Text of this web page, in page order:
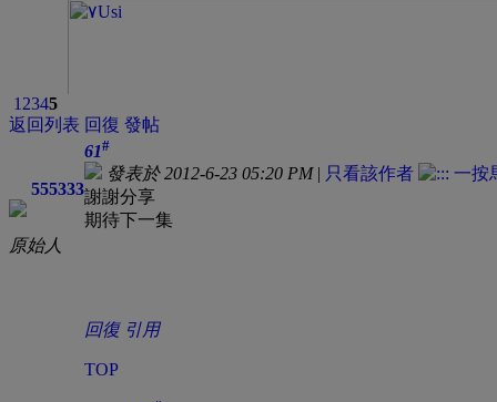
1 2345
返回列表 回復 發帖
555333
原始人
61#
發表於 2012-6-23 05:20 PM| 只看該作者
謝謝分享
期待下一集
回復 引用
TOP